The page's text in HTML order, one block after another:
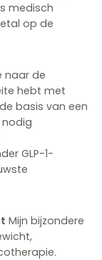
medisch
op de
naar de
hebt met
basis van een
GLP-1-
Mijn bijzondere